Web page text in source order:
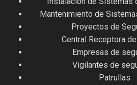
Mantenimiento de
Proyectos de
Central Receptora
Empresas de
Vigilantes de
Patrullas